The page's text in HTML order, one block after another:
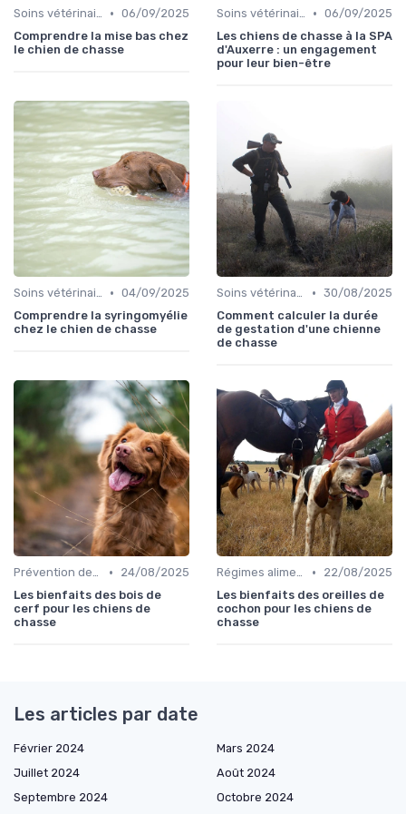
Soins vétérinaires pour chiens de chasse • 06/09/2025
Comprendre la mise bas chez
le chien de chasse
Soins vétérinaires pour chiens de chasse • 06/09/2025
Les chiens de chasse à la SPA
d'Auxerre : un engagement
pour leur bien-être
Soins vétérinaires pour chiens de chasse • 04/09/2025
Comprendre la syringomyélie
chez le chien de chasse
Soins vétérinaires pour chiens de chasse • 30/08/2025
Comment calculer la durée
de gestation d'une chienne
de chasse
Prévention des blessures •
24/08/2025
Les bienfaits des bois de
cerf pour les chiens de
chasse
Régimes alimentaires spécifiques •
22/08/2025
Les bienfaits des oreilles de
cochon pour les chiens de
chasse
Les articles par date
Février 2024
Mars 2024
Juillet 2024
Août 2024
Septembre 2024
Octobre 2024